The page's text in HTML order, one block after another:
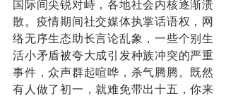
国际间尖锐对峙，各地社会内核逐渐溃
散。疫情期间社交媒体执掌话语权，网
络无序生态助长言论乱象，一些个别生
活小矛盾被夸大成引发种族冲突的严重
事件，众声群起喧哗，杀气腾腾。既然
有人做了初一，就难免带出十五，你来